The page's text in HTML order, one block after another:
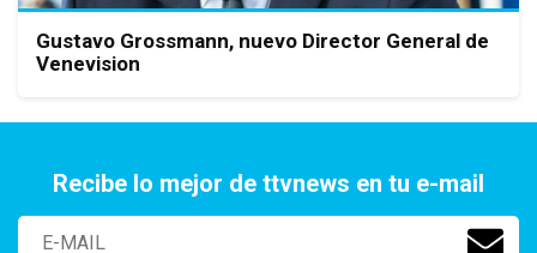
Gustavo Grossmann, nuevo Director General de
Venevision
Recibe lo mejor de ttvnews en tu e-mail